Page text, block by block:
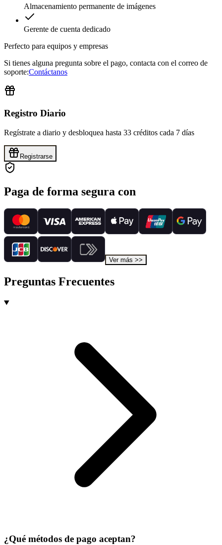
Almacenamiento permanente de imágenes
Gerente de cuenta dedicado
Perfecto para equipos y empresas
Si tienes alguna pregunta sobre el pago, contacta con el correo de
soporte:Contáctanos
Registro Diario
Regístrate a diario y desbloquea hasta 33 créditos cada 7 días
Registrarse
Paga de forma segura con
Ver más >>
Preguntas Frecuentes
¿Qué métodos de pago aceptan?